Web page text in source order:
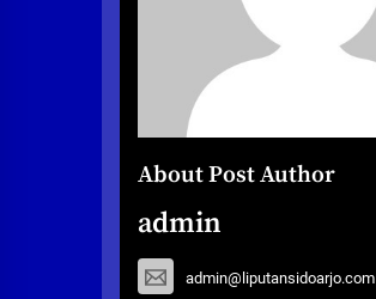
About Post Author
admin
admin@liputansidoarjo.com